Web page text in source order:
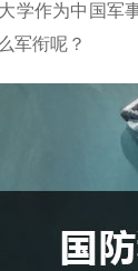
学作为中国军
军衔呢？